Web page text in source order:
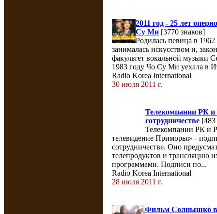
2011 год - 25 лет
Су Ми [3770 знаков]
Родилась певица в
занималась искусством и,
факультет вокальной музыки
1983 году Чо Су Ми уехала в
Radio Korea International
30 июля 2011 г.
Телекомпании РК и
сотрудничестве [483
Телекомпании РК и
телевидение Приморья» -
сотрудничестве. Оно
телепродуктов и трансляцию
программами. Подписи по...
Radio Korea International
28 июля 2011 г.
Фильм Солнышко